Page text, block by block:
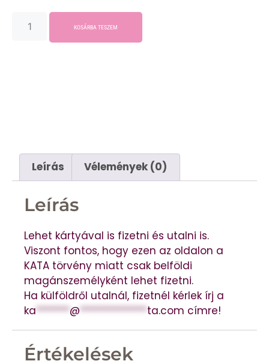
KOSÁRBA TESZEM
Leírás Vélemények (0)
Leírás
Lehet kártyával is fizetni és utalni is.
Viszont fontos, hogy ezen az oldalon a
KATA törvény miatt csak belföldi
magánszemélyként lehet fizetni.
Ha külföldről utalnál, fizetnél kérlek írj a
ka*******@**************ta.com címre!
Értékelések